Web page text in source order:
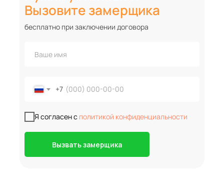
Вызовите замерщика
+7
Я согласен с политикой конфиденциальности
Вызвать замерщика
бесплатно при заключении договора